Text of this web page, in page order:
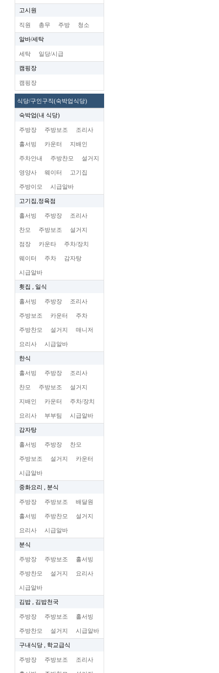
고시원
직원 총무 주방 청소
알바/세탁
세탁 일당/시급
캠핑장
캠핑장
식당/구인구직(숙박업식당)
숙박업(내 식당)
주방장 주방보조 조리사
홀서빙 카운터 지배인
주차안내 주방찬모 설거지
영양사 웨이터 고기집
주방이모 시급알바
고기집,정육점
홀서빙 주방장 조리사
찬모 주방보조 설거지
점장 카운타 주차/장치
웨이터 주차 감자탕
시급알바
횟집 , 일식
홀서빙 주방장 조리사
주방보조 카운터 주차
주방찬모 설거지 매니저
요리사 시급알바
한식
홀서빙 주방장 조리사
찬모 주방보조 설거지
지배인 카운터 주차/장치
요리사 부부팀 시급알바
감자탕
홀서빙 주방장 찬모
주방보조 설거지 카운터
시급알바
중화요리 , 분식
주방장 주방보조 배달원
홀서빙 주방찬모 설거지
요리사 시급알바
분식
주방장 주방보조 홀서빙
주방찬모 설거지 요리사
시급알바
김밥 , 김밥천국
주방장 주방보조 홀서빙
주방찬모 설거지 시급알바
구내식당 , 학교급식
주방장 주방보조 조리사